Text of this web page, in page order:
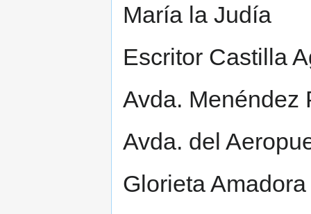
María la Judía
Escritor Castilla
Avda. Menéndez
Avda. del
Glorieta Amadora